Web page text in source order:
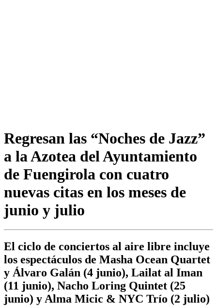
Regresan las “Noches de Jazz”
a la Azotea del Ayuntamiento
de Fuengirola con cuatro
nuevas citas en los meses de
junio y julio
El ciclo de conciertos al aire libre incluye
los espectáculos de Masha Ocean Quartet
y Álvaro Galán (4 junio), Lailat al Iman
(11 junio), Nacho Loring Quintet (25
junio) y Alma Micic & NYC Trío (2 julio)